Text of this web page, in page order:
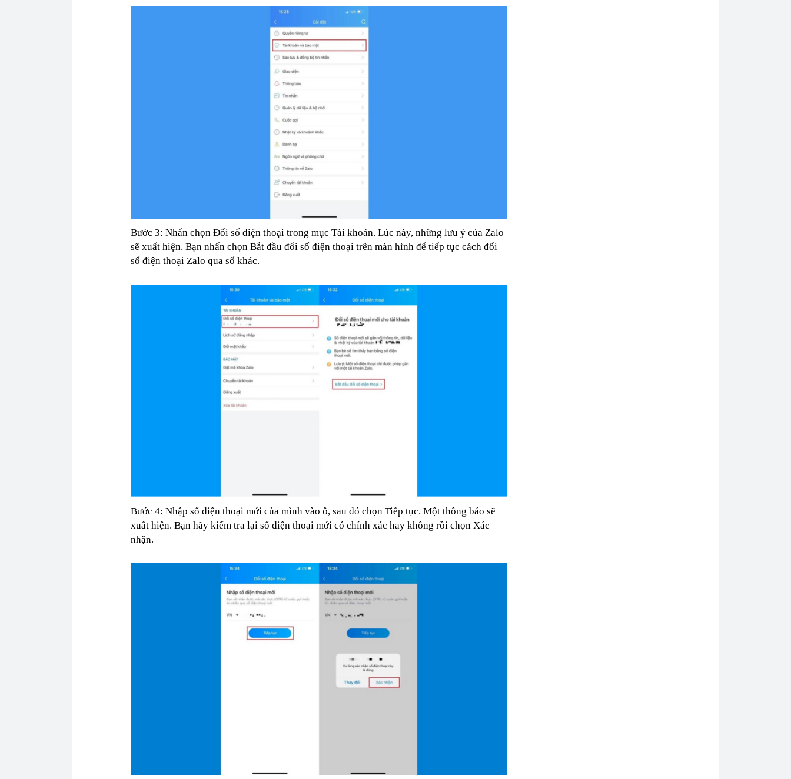
Bước 3: Nhấn chọn Đổi số điện thoại trong mục Tài khoản. Lúc này, những lưu ý của Zalo
sẽ xuất hiện. Bạn nhấn chọn Bắt đầu đổi số điện thoại trên màn hình để tiếp tục cách đổi
số điện thoại Zalo qua số khác.
Bước 4: Nhập số điện thoại mới của mình vào ô, sau đó chọn Tiếp tục. Một thông báo sẽ
xuất hiện. Bạn hãy kiểm tra lại số điện thoại mới có chính xác hay không rồi chọn Xác
nhận.